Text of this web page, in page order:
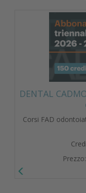
DENTAL
Corsi FAD
Prezzo: